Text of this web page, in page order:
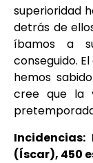
superioridad
detrás de
íbamos a
conseguido.
hemos
cree que la
Incidencias:
(Íscar), 450